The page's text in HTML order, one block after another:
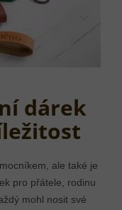
dárek
ale také je
pro přátele, rodinu
mohl nosit své